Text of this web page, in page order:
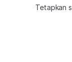
Tetapkan